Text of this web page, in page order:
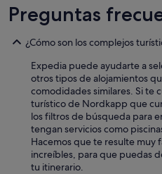
Preguntas
¿Cómo son los complejos
Expedia puede ayudarte a
otros tipos de alojamientos
comodidades similares. Si te
turístico de Nordkapp que
los filtros de búsqueda para
tengan servicios como
Hacemos que te resulte muy
increíbles, para que puedas
tu itinerario.